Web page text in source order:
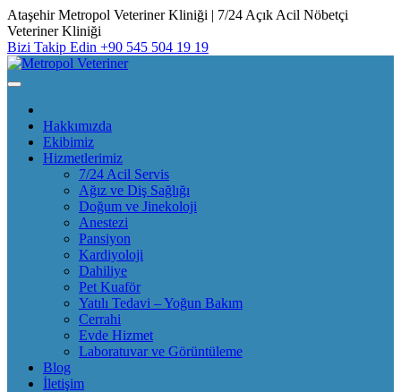
Skip
to
content
Ataşehir Metropol Veteriner Kliniği | 7/24 Açık Acil Nöbetçi
Veteriner Kliniği
Bizi Takip Edin +90 545 504 19 19
Hakkımızda
Ekibimiz
Hizmetlerimiz
7/24 Acil Servis
Ağız ve Diş Sağlığı
Doğum ve Jinekoloji
Anestezi
Pansiyon
Kardiyoloji
Dahiliye
Pet Kuaför
Yatılı Tedavi – Yoğun Bakım
Cerrahi
Evde Hizmet
Laboratuvar ve Görüntüleme
Blog
İletişim